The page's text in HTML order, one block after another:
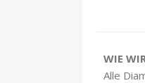
WIE
Alle